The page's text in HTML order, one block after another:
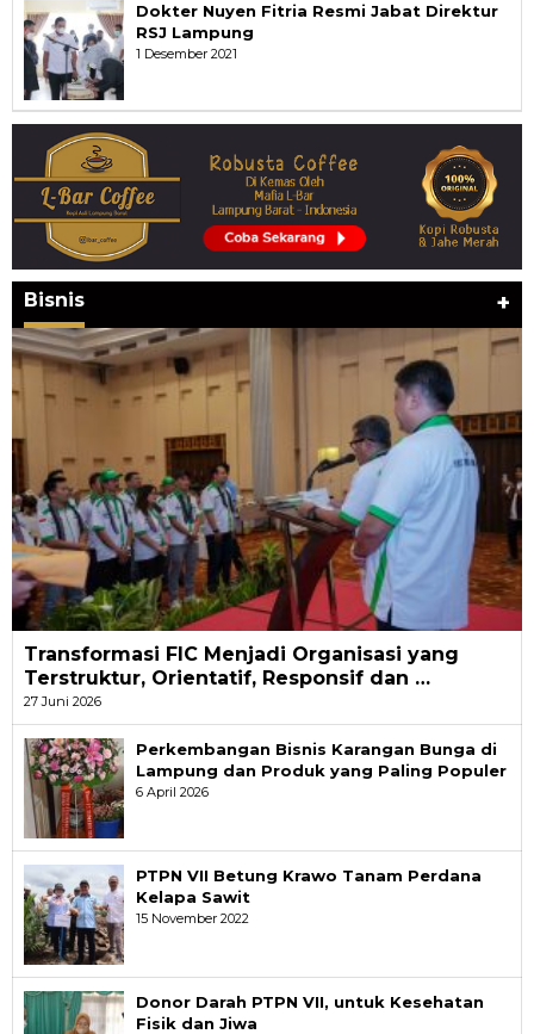
Dokter Nuyen Fitria Resmi Jabat Direktur
RSJ Lampung
1 Desember 2021
Bisnis +
Transformasi FIC Menjadi Organisasi yang
Terstruktur, Orientatif, Responsif dan …
27 Juni 2026
Perkembangan Bisnis Karangan Bunga di
Lampung dan Produk yang Paling Populer
6 April 2026
PTPN VII Betung Krawo Tanam Perdana
Kelapa Sawit
15 November 2022
Donor Darah PTPN VII, untuk Kesehatan
Fisik dan Jiwa